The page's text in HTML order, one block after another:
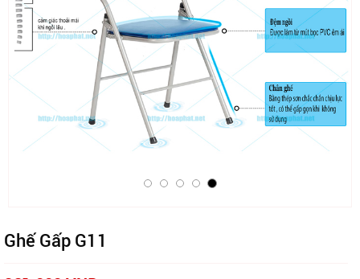
Ghế Gấp G11